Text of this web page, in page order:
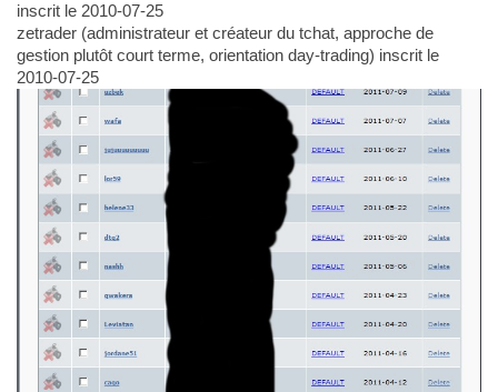
inscrit le 2010-07-25
zetrader (administrateur et créateur du tchat, approche de
gestion plutôt court terme, orientation day-trading) inscrit le
2010-07-25